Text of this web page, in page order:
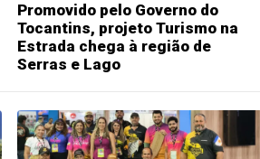
Promovido pelo Governo do
Tocantins, projeto Turismo na
Estrada chega à região de
Serras e Lago